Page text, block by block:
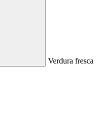
Verdura fresca